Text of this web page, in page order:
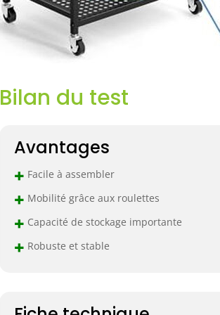
Bilan du test
Avantages
+ Facile à assembler
+ Mobilité grâce aux roulettes
+ Capacité de stockage importante
+ Robuste et stable